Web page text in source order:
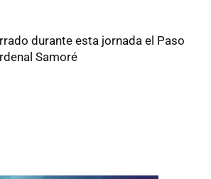
durante esta jornada el Paso
Samoré